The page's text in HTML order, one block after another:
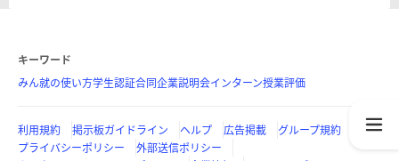
キーワード
みん就の使い方学生認証合同企業説明会インターン授業評価
利用規約 掲示板ガイドライン ヘルプ 広告掲載
グループ規約
プライバシーポリシー
外部送信ポリシー